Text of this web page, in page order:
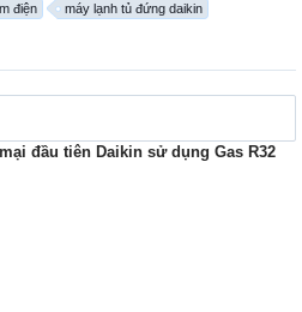
điện
máy lạnh tủ đứng daikin
đầu tiên Daikin sử dụng Gas R32